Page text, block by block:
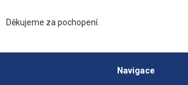
Děkujeme za pochopení.
Navigace